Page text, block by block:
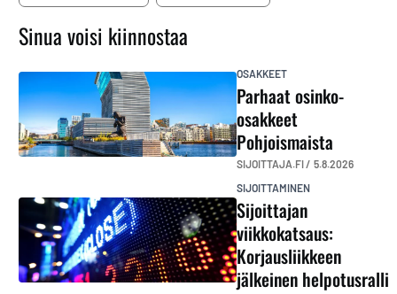
Sinua voisi kiinnostaa
OSAKKEET
Parhaat osinko-
osakkeet
Pohjoismaista
SIJOITTAJA.FI / 5.8.2026
SIJOITTAMINEN
Sijoittajan
viikkokatsaus:
Korjausliikkeen
jälkeinen helpotusralli